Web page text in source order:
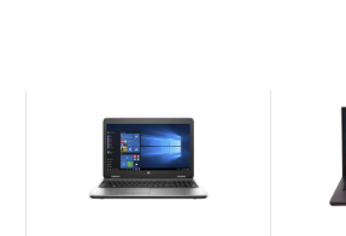
حافظه RAM
حافظه داخلی